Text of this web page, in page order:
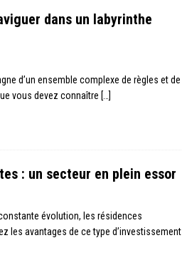
dans un labyrinthe
d’un ensemble complexe de règles et de
vous devez connaître […]
: un secteur en plein essor
évolution, les résidences
les avantages de ce type d’investissement